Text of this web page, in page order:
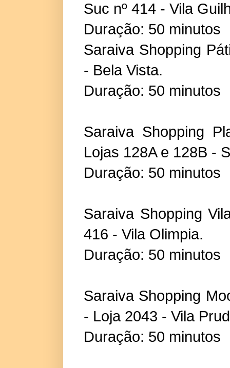
Suc nº 414 - Vila
Duração: 50 minutos
Saraiva Shopping
- Bela Vista.
Duração: 50 minutos
Saraiva Shopping
Lojas 128A e 128B -
Duração: 50 minutos
Saraiva Shopping
416 - Vila Olimpia.
Duração: 50 minutos
Saraiva Shopping
- Loja 2043 - Vila
Duração: 50 minutos